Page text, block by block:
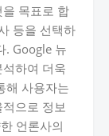
목표로 합
등을 선택하
. Google 뉴
하여 더욱
해 사용자는
으로 정보
언론사의